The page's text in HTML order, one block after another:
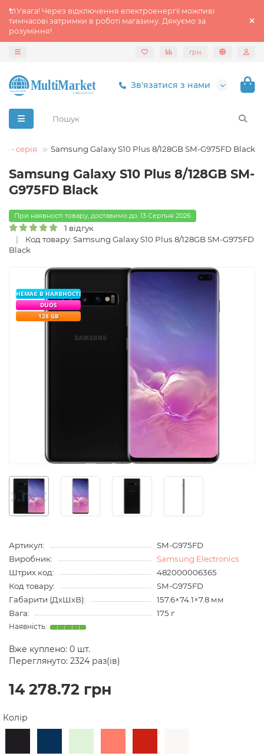
🔌Увага! Через відключення електроенергії можливі
тимчасові затримки в роботі магазину. Дякуємо за
розуміння!
грн
Зв'язатися з нами
- серія Samsung Galaxy S10 Plus 8/128GB SM-G975FD Black
Samsung Galaxy S10 Plus 8/128GB SM-
G975FD Black
При наявності товару, доставимо до: 13 Серпня 2026
1 відгук
Код товару: Samsung Galaxy S10 Plus 8/128GB SM-G975FD
Black
НЕМАЄ В НАЯВНОСТІ
DUOS
128 GB
Артикул:
SM-G975FD
Виробник:
Samsung Electronics
Штрих код:
482000006365
Код товару:
SM-G975FD
Габарити (ДхШхВ):
157.6×74.1×7.8 мм
Вага:
175 г
Вже куплено: 0 шт.
Переглянуто: 2324 раз(ів)
14 278.72 грн
Колір